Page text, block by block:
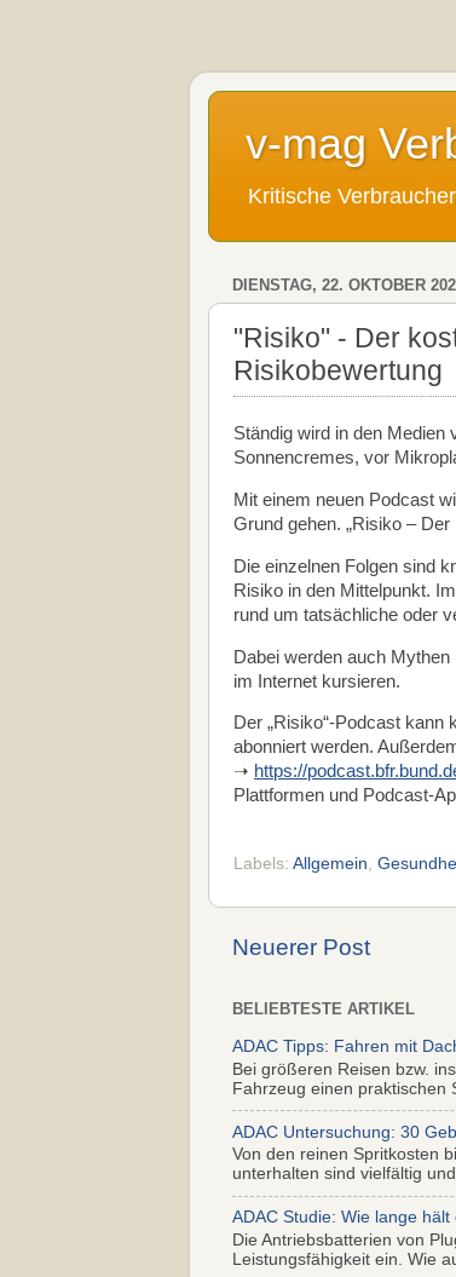
v-mag
Kritische
DIENSTAG, 22. OKTOBER
"Risiko" - Der
Risikobewertung
Ständig wird in den Medien
Sonnencremes, vor
Mit einem neuen Podcast
Grund gehen. „Risiko –
Die einzelnen Folgen sind
Risiko in den Mittelpunkt.
rund um tatsächliche oder
Dabei werden auch
im Internet kursieren.
Der „Risiko“-Podcast
abonniert werden.
➝ https://
Plattformen und Podcast-
Labels: Allgemein,
Neuerer Post
BELIEBTESTE ARTIKEL
ADAC Tipps: Fahren mit
Bei größeren Reisen bzw.
Fahrzeug einen praktischen
ADAC Untersuchung: 30
Von den reinen Spritkosten
unterhalten sind vielfältig
ADAC Studie: Wie lange
Die Antriebsbatterien von
Leistungsfähigkeit ein. Wie